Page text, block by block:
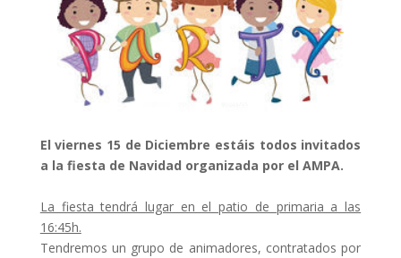
El viernes 15 de Diciembre estáis todos invitados
a la fiesta de Navidad organizada por el AMPA.
La fiesta tendrá lugar en el patio de primaria a las
16:45h.
Tendremos un grupo de animadores, contratados por